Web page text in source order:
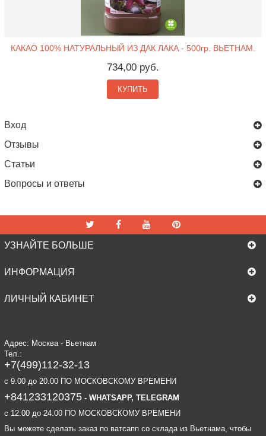
КАКАО 100% НАТУРАЛЬНЫЙ ИЗ ДАК ЛАКА - 500гр. ВЬЕТНАМ.
734,00 руб.
КУПИТЬ
Вход
Отзывы
Статьи
Вопросы и ответы
УЗНАЙТЕ БОЛЬШЕ
ИНФОРМАЦИЯ
ЛИЧНЫЙ КАБИНЕТ
Адрес: Москва - Вьетнам
Тел.:
+7(499)112-32-13
c 9.00 до 20.00 ПО МОСКОВСКОМУ ВРЕМЕНИ
+841233120375- WHATSAPP, TELEGRAM
c 12.00 до 24.00 ПО МОСКОВСКОМУ ВРЕМЕНИ
Вы можете сделать заказ по ватсапп со склада из Вьетнама, чтобы